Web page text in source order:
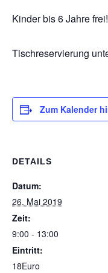
Kinder bis 6 Jahre frei!
Tischreservierung
Zum Kalender
DETAILS
Datum:
26. Mai 2019
Zeit:
9:00 - 13:00
Eintritt:
18Euro